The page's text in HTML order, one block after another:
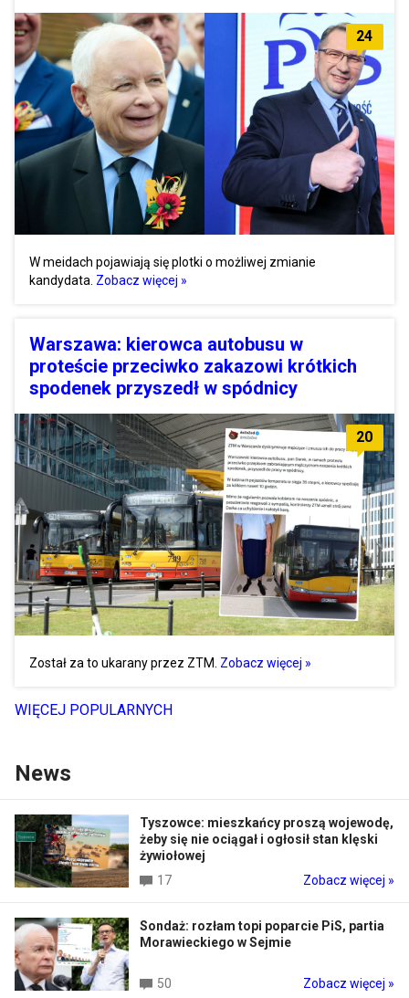
24
W meidach pojawiają się plotki o możliwej zmianie
kandydata. Zobacz więcej »
Warszawa: kierowca autobusu w
proteście przeciwko zakazowi krótkich
spodenek przyszedł w spódnicy
20
Został za to ukarany przez ZTM. Zobacz więcej »
WIĘCEJ POPULARNYCH
News
Tyszowce: mieszkańcy proszą wojewodę,
żeby się nie ociągał i ogłosił stan klęski
żywiołowej
17
Zobacz więcej »
Sondaż: rozłam topi poparcie PiS, partia
Morawieckiego w Sejmie
50 Zobacz więcej »